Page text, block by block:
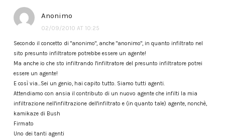
Anonimo
02/09/2010 AT 10:25
Secondo il concetto di "anonimo", anche "anonimo", in quanto infiltrato nel
sito presunto infiltratore potrebbe essere un agente!
Ma anche io che sto infiltrando l'infiltratore del presunto infiltratore potrei
essere un agente!
E così via…Sei un genio, hai capito tutto. Siamo tutti agenti.
Attendiamo con ansia il contributo di un nuovo agente che infilti la mia
infiltrazione nell'infiltrazione dell'infiltrato e (in quanto tale) agente, nonchè,
kamikaze di Bush
Firmato
Uno dei tanti agenti